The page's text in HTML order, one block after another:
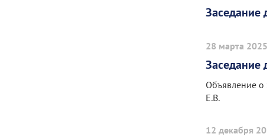
Заседание
28 марта 2025
Заседание
Объявление о
Е.В.
12 декабря